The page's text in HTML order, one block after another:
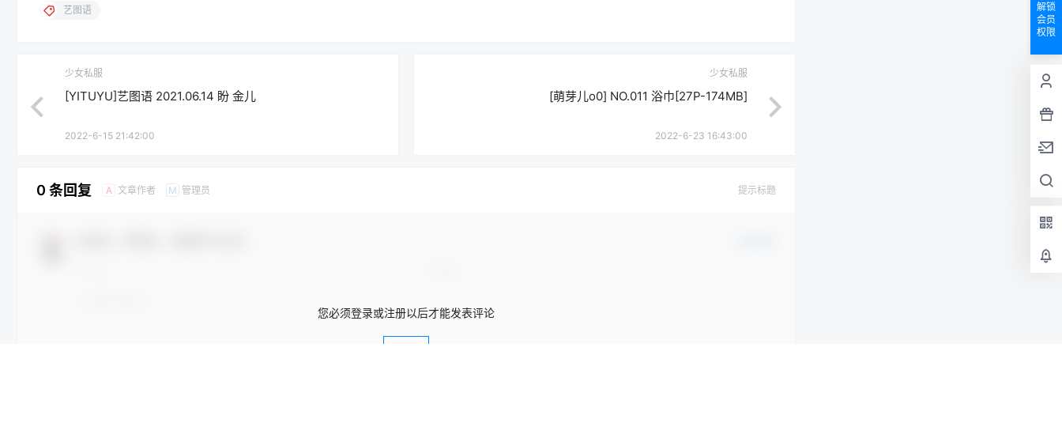
艺图语
少女私服
[YITUYU]艺图语 2021.06.14 盼 金儿
2022-6-15 21:42:00
少女私服
[萌芽儿o0] NO.011 浴巾[27P-174MB]
2022-6-23 16:43:00
0 条回复 A 文章作者 M 管理员 提示标题
您必须登录或注册以后才能发表评论
解锁
会员
权限